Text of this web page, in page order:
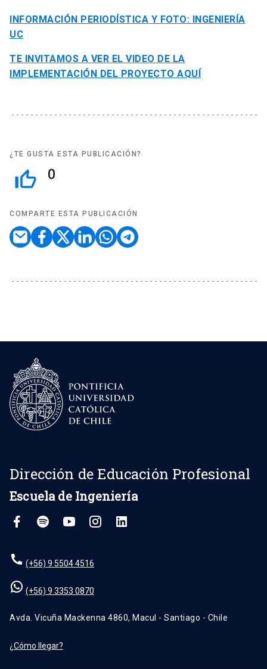
INFORMACIÓN PERIODÍSTICA Y FOTO: INGENIERÍA
UC
TE INVITAMOS A VER EL VIDEO DE LA
IMPLEMENTACIÓN DEL PROYECTO AQUÍ
¿TE GUSTA ESTA PUBLICACIÓN?
thumb_up_off_alt 0
COMPARTE ESTA PUBLICACIÓN
Dirección de Educación Profesional
Escuela de Ingeniería
(+56) 9 5504 4516
(+56) 9 3353 0870
Avda. Vicuña Mackenna 4860, Macul - Santiago - Chile
¿Cómo llegar?